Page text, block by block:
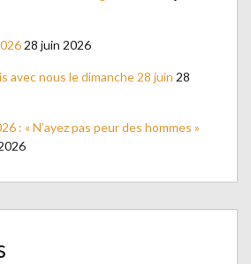
28 juin 2026
avec nous le dimanche 28 juin 28
: « N’ayez pas peur des hommes »